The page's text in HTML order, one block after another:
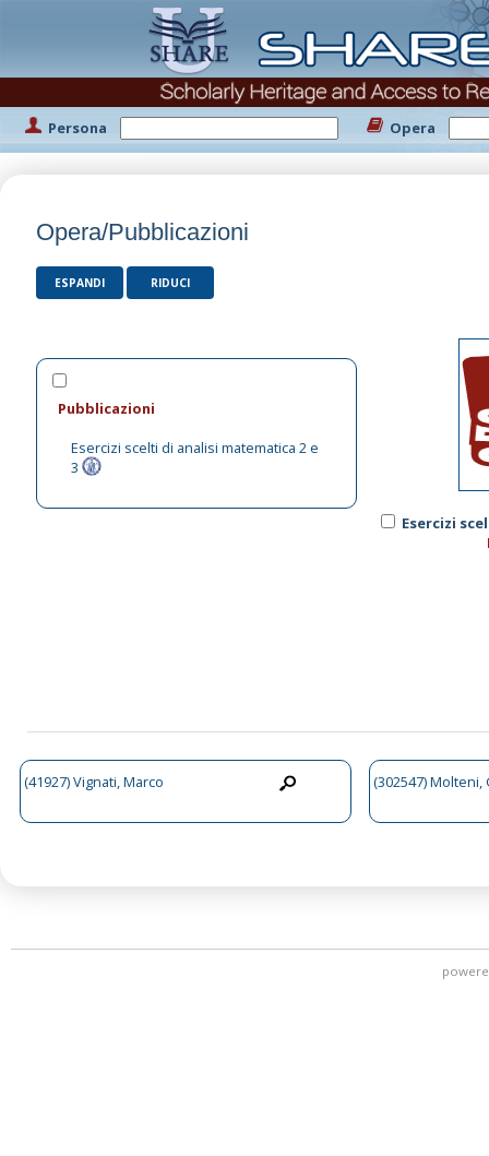
Persona Opera
Opera/Pubblicazioni
ESPANDI RIDUCI
Pubblicazioni
Esercizi scelti di analisi matematica 2 e
3
Esercizi
(41927) Vignati, Marco (302547)